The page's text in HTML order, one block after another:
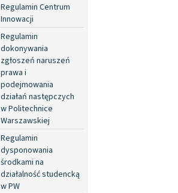
Regulamin Centrum
Innowacji
Regulamin
dokonywania
zgłoszeń naruszeń
prawa i
podejmowania
działań następczych
w Politechnice
Warszawskiej
Regulamin
dysponowania
środkami na
działalność studencką
w PW